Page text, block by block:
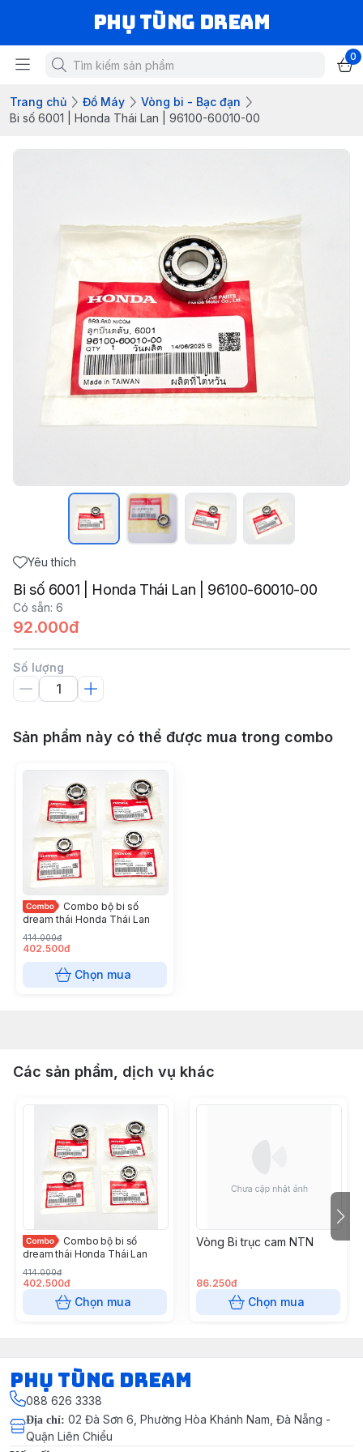
Phụ Tùng Dream
0
Trang chủ Đồ Máy
Vòng bi - Bạc đạn
Bi số 6001 | Honda Thái Lan | 96100-60010-00
Yêu thích
Bi số 6001 | Honda Thái Lan | 96100-60010-00
Có sẵn: 6
92.000đ
Số lượng
Sản phẩm này có thể được mua trong combo
Combo bộ bi số
dream thái Honda Thái Lan
414.000đ
402.500đ
Chọn mua
Các sản phẩm, dịch vụ khác
Combo bộ bi số
dream thái Honda Thái Lan
414.000đ
402.500đ
Chọn mua
Vòng Bi trục cam NTN
86.250đ
Chọn mua
Phụ Tùng Dream
088 626 3338
Địa chỉ: 02 Đà Sơn 6, Phường Hòa Khánh Nam, Đà Nẵng -
Quận Liên Chiểu